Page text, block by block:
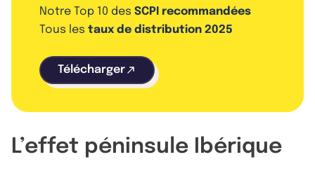
Notre Top 10 des SCPI recommandées
Tous les taux de distribution 2025
Télécharger
L’effet péninsule Ibérique